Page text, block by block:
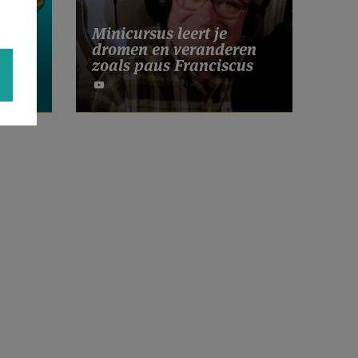
Minicursus leert je
dromen en veranderen
zoals paus Franciscus